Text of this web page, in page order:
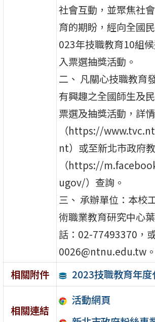
社會互動，並聚焦社
育的期盼，經向全國
023年技職教育10組
入票選抽獎活動。
二、 凡關心技職教育
有興趣之全國師生及
票選及抽獎活動，詳
（https://
nt）或至新北市政府
（https://
ugov/）查詢。
三、 承辦單位：本校
術職業教育研究中心
話：02-77493370，
0026@ntnu.edu.tw。
相關附件
2023技職教育年
相關連結
活動網頁